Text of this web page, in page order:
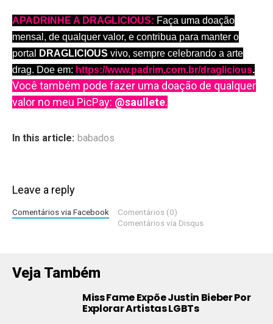
APADRINHE A DRAGLICIOUS: Faça uma doação
mensal, de qualquer valor, e contribua para manter o
portal
DRAGLICIOUS vivo, sempre celebrando a arte
drag. Doe em: https://www.padrim.com.br/draglicious.
Você também pode fazer uma doação de qualquer
valor no meu PicPay: @saullete.
In this article: babados
Leave a reply
Comentários via Facebook
Comentários (0)
Comentários via Disqus
Veja Também
Miss Fame Expõe Justin Bieber Por
Explorar Artistas LGBTs